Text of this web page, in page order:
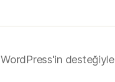
WordPress'in desteğiyle